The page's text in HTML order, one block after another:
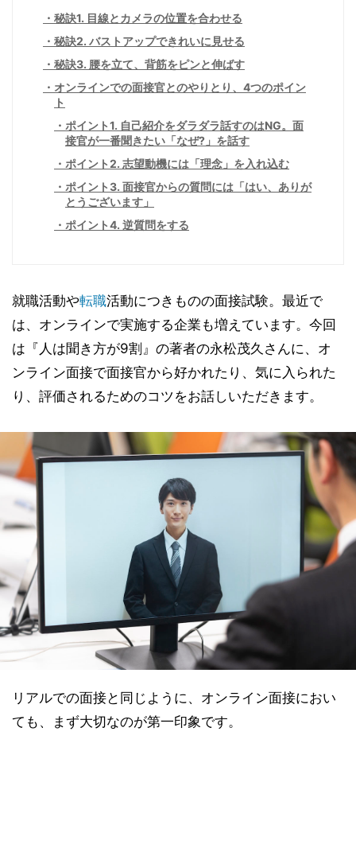
秘訣1. 目線とカメラの位置を合わせる
秘訣2. バストアップできれいに見せる
秘訣3. 腰を立て、背筋をピンと伸ばす
オンラインでの面接官とのやりとり、4つのポイン
ト
ポイント1. 自己紹介をダラダラ話すのはNG。面
接官が一番聞きたい「なぜ?」を話す
ポイント2. 志望動機には「理念」を入れ込む
ポイント3. 面接官からの質問には「はい、ありが
とうございます」
ポイント4. 逆質問をする
就職活動や転職活動につきものの面接試験。最近で
は、オンラインで実施する企業も増えています。今回
は『人は聞き方が9割』の著者の永松茂久さんに、オ
ンライン面接で面接官から好かれたり、気に入られた
り、評価されるためのコツをお話しいただきます。
リアルでの面接と同じように、オンライン面接におい
ても、まず大切なのが第一印象です。